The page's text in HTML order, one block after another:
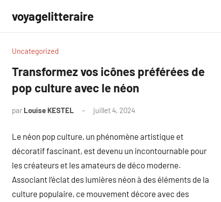
contenu
voyagelitteraire
Uncategorized
Transformez vos icônes préférées de
pop culture avec le néon
par Louise KESTEL juillet 4, 2024
Le néon pop culture, un phénomène artistique et
décoratif fascinant, est devenu un incontournable pour
les créateurs et les amateurs de déco moderne.
Associant l’éclat des lumières néon à des éléments de la
culture populaire, ce mouvement décore avec des